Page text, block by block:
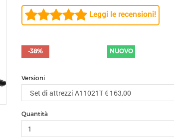
Leggi le recensioni!
-38% NUOVO
Versioni
Quantità